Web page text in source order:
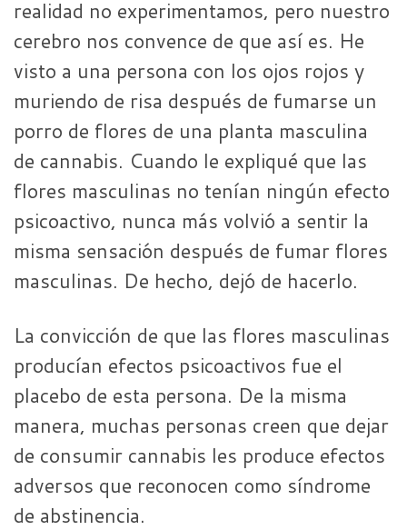
realidad no experimentamos, pero nuestro
cerebro nos convence de que así es. He
visto a una persona con los ojos rojos y
muriendo de risa después de fumarse un
porro de flores de una planta masculina
de cannabis. Cuando le expliqué que las
flores masculinas no tenían ningún efecto
psicoactivo, nunca más volvió a sentir la
misma sensación después de fumar flores
masculinas. De hecho, dejó de hacerlo.
La convicción de que las flores masculinas
producían efectos psicoactivos fue el
placebo de esta persona. De la misma
manera, muchas personas creen que dejar
de consumir cannabis les produce efectos
adversos que reconocen como síndrome
de abstinencia.